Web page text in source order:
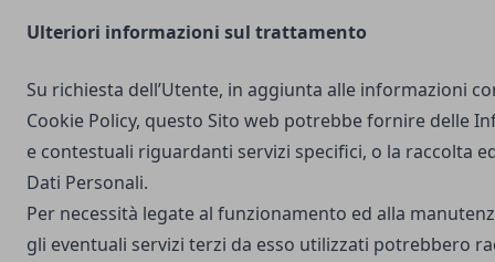
Ulteriori informazioni sul trattamento
Su richiesta dell’Utente, in aggiunta alle informazioni
Cookie Policy, questo Sito web potrebbe fornire delle
e contestuali riguardanti servizi specifici, o la raccolta
Dati Personali.
Per necessità legate al funzionamento ed alla
gli eventuali servizi terzi da esso utilizzati potrebbero